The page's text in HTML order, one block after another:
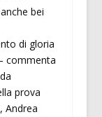
bei
di gloria
commenta
prova
Andrea